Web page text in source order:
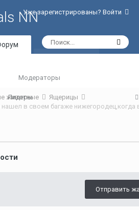
NN
Уже зарегистрированы? Войти
Модераторы
Лидеры
животные Ящерицы
Отправить